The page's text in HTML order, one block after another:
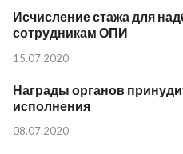
Исчисление стажа для
сотрудникам ОПИ
15.07.2020
Награды органов
исполнения
08.07.2020